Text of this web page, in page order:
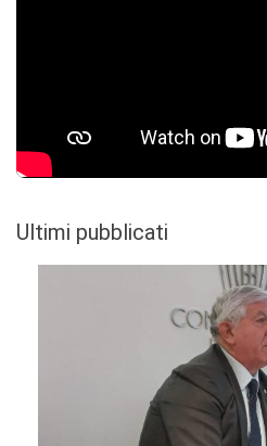
Ultimi pubblicati